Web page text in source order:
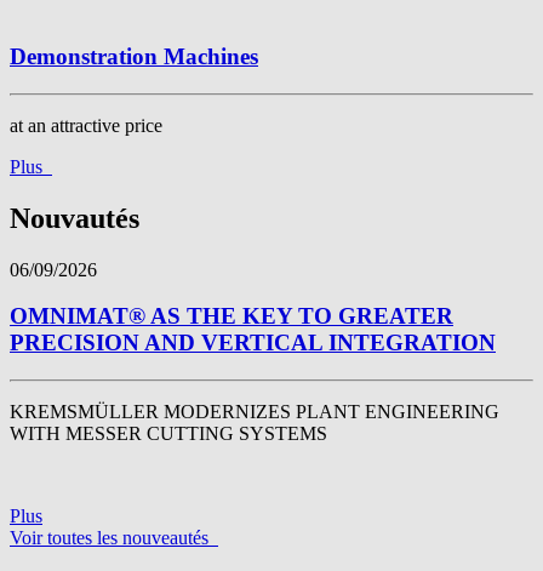
Demonstration Machines
at an attractive price
Plus
Nouvautés
06/09/2026
OMNIMAT® AS THE KEY TO GREATER
PRECISION AND VERTICAL INTEGRATION
KREMSMÜLLER MODERNIZES PLANT ENGINEERING
WITH MESSER CUTTING SYSTEMS
Plus
Voir toutes les nouveautés